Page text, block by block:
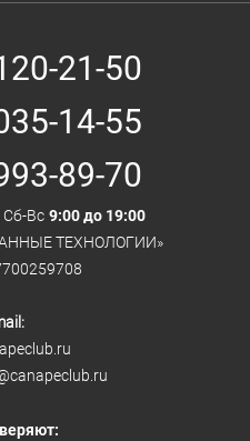
21-50
14-55
89-70
Сб-Вс 9:00 до 19:00
ТЕХНОЛОГИИ»